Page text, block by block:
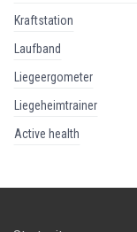
kraftstation
laufband
liegeergometer
liegeheimtrainer
active health